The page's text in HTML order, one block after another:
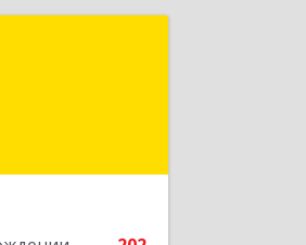
Респ,
ул, дом № 3,